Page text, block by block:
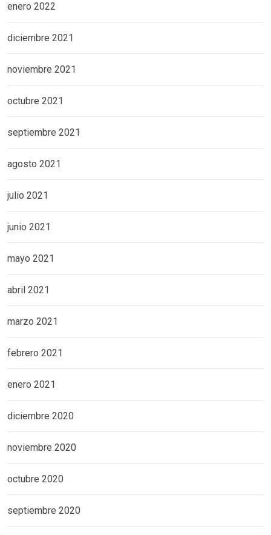
enero 2022
diciembre 2021
noviembre 2021
octubre 2021
septiembre 2021
agosto 2021
julio 2021
junio 2021
mayo 2021
abril 2021
marzo 2021
febrero 2021
enero 2021
diciembre 2020
noviembre 2020
octubre 2020
septiembre 2020